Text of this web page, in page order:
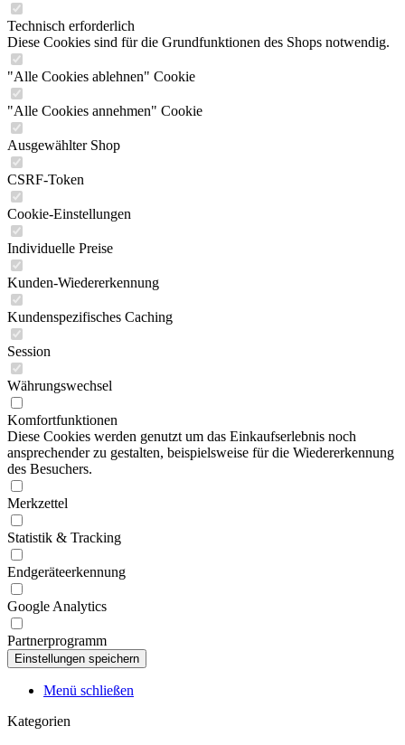
Technisch erforderlich
Diese Cookies sind für die Grundfunktionen des Shops notwendig.
"Alle Cookies ablehnen" Cookie
"Alle Cookies annehmen" Cookie
Ausgewählter Shop
CSRF-Token
Cookie-Einstellungen
Individuelle Preise
Kunden-Wiedererkennung
Kundenspezifisches Caching
Session
Währungswechsel
Komfortfunktionen
Diese Cookies werden genutzt um das Einkaufserlebnis noch
ansprechender zu gestalten, beispielsweise für die Wiedererkennung
des Besuchers.
Merkzettel
Statistik & Tracking
Endgeräteerkennung
Google Analytics
Partnerprogramm
Menü schließen
Kategorien